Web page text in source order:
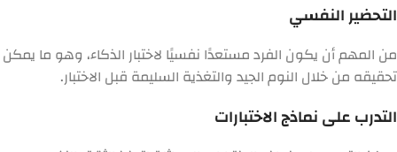
التحضير النفسي
من المهم أن يكون الفرد مستعدًا نفسيًا لاختبار الذكاء، وهو ما يمكن
تحقيقه من خلال النوم الجيد والتغذية السليمة قبل الاختبار.
التدرب على نماذج الاختبارات